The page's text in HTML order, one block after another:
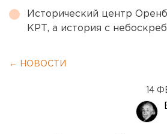
Исторический центр
КРТ, а история с
← НОВОСТИ
14